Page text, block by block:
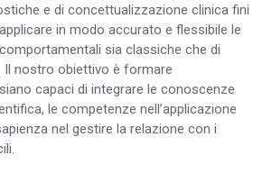
e di concettualizzazione clinica fini
in modo accurato e flessibile le
sia classiche che di
Il nostro obiettivo è formare
capaci di integrare le conoscenze
le competenze nell’applicazione
nel gestire la relazione con i